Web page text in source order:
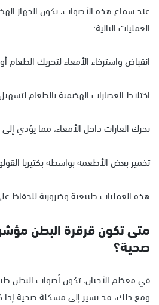
عند سماع هذه الأصوات، يكون الجهاز
العمليات التالية:
انقباض واسترخاء الأمعاء لتحريك الطعام أو
اختلاط العصارات الهضمية بالطعام
تحرك الغازات داخل الأمعاء، مما يؤدي
تخمير بعض الأطعمة بواسطة بكتيريا
هذه العمليات طبيعية وضرورية للحفاظ
متى تكون قرقرة البطن
صحية؟
في معظم الأحيان، تكون أصوات البطن
ومع ذلك، قد تشير إلى مشكلة صحية